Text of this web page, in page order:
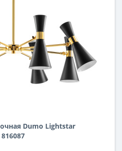
Dumo Lightstar
816087